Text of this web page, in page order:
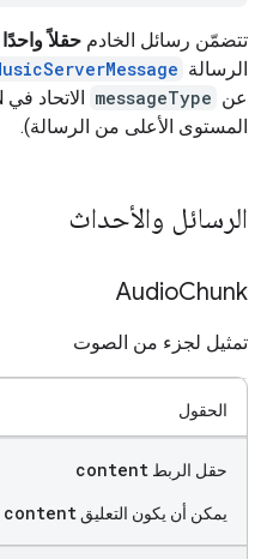
تتضمّن رسائل الخادم حقلاً
الرسالة
عن messageType
المستوى الأعلى من الرسالة).
الرسائل والأحداث
AudioChunk
تمثيل لجزء من الصوت
الحقول
حقل الربط content
يمكن أن يكون التعليق content